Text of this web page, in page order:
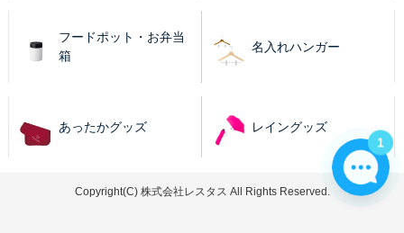
フードポット・お弁当
箱
名入れハンガー
あったかグッズ レイングッズ
Copyright(C) 株式会社レスタス All Rights Reserved.
1